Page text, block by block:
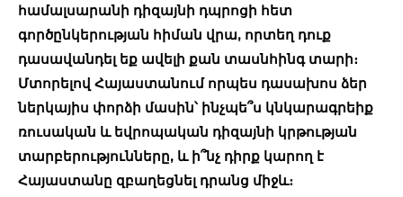
համալսարանի դիզայնի դպրոցի հետ
գործընկերության հիման վրա, որտեղ դուք
դասավանդել եք ավելի քան տասնհինգ տարի։
Մտորելով Հայաստանում որպես դասախոս ձեր
ներկայիս փորձի մասին՝ ինչպե՞ս կնկարագրեիք
ռուսական և եվրոպական դիզայնի կրթության
տարբերությունները, և ի՞նչ դիրք կարող է
Հայաստանը զբաղեցնել դրանց միջև։